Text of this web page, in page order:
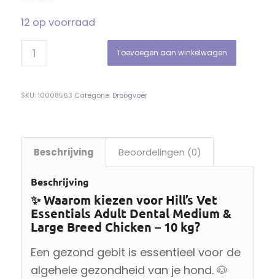
12 op voorraad
Toevoegen aan winkelwagen
SKU: 10008563 Categorie: Droogvoer
Beschrijving Beoordelingen (0)
Beschrijving
✨ Waarom kiezen voor Hill’s Vet
Essentials Adult Dental Medium &
Large Breed Chicken – 10 kg?
Een gezond gebit is essentieel voor de
algehele gezondheid van je hond. 🐶